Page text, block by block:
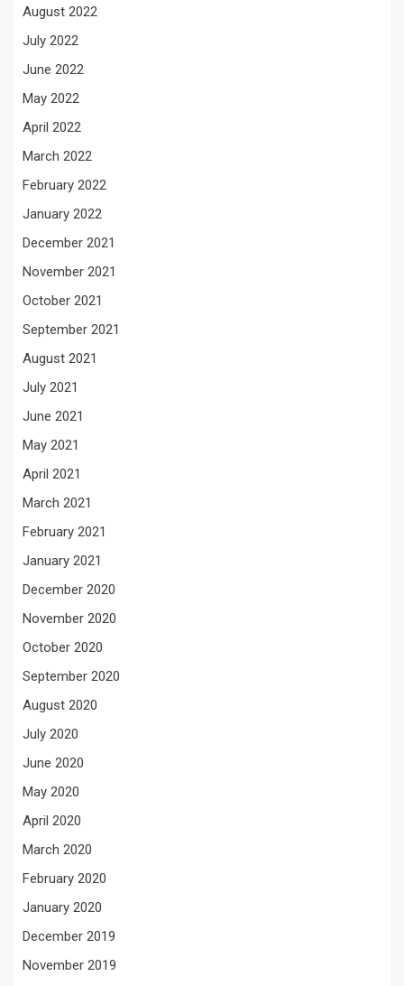
August 2022
July 2022
June 2022
May 2022
April 2022
March 2022
February 2022
January 2022
December 2021
November 2021
October 2021
September 2021
August 2021
July 2021
June 2021
May 2021
April 2021
March 2021
February 2021
January 2021
December 2020
November 2020
October 2020
September 2020
August 2020
July 2020
June 2020
May 2020
April 2020
March 2020
February 2020
January 2020
December 2019
November 2019